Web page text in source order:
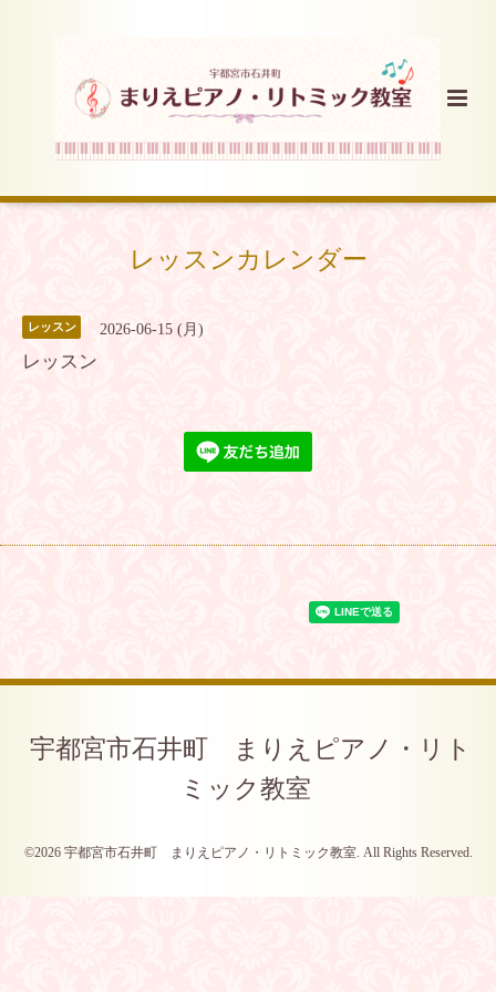
レッスンカレンダー
レッスン 2026-06-15 (月)
レッスン
宇都宮市石井町 まりえピアノ・リト
ミック教室
©2026 宇都宮市石井町 まりえピアノ・リトミック教室. All Rights Reserved.